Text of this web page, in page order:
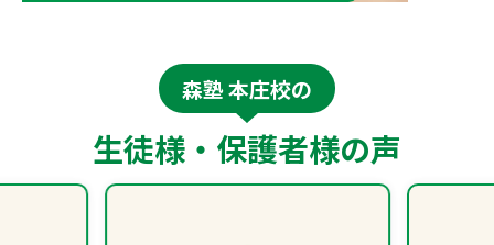
成績アップをかなえる！森塾メソッド
森塾の授業料について
入塾について トップ
塾の選び方
入塾までの流れ お電話はこちら
森塾 本庄校の
生徒様・保護者様の声